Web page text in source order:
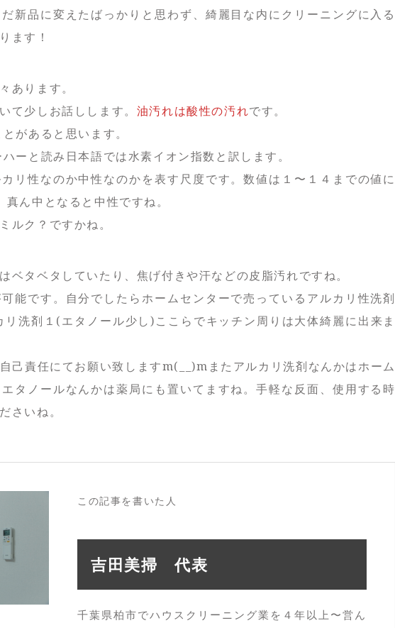
新品に変えたばっかりと思わず、綺麗目な内にクリーニングに入る
ます！
あります。
て少しお話しします。 油汚れは酸性の汚れです。
があると思います。
ーと読み日本語では水素イオン指数と訳します。
リ性なのか中性なのかを表す尺度です。数値は１〜１４までの値に
ん中となると中性ですね。
ルク？ですかね。
ベタベタしていたり、焦げ付きや汗などの皮脂汚れですね。
能です。自分でしたらホームセンターで売っているアルカリ性洗剤
洗剤１(エタノール少し)ここらでキッチン周りは大体綺麗に出来ま
己責任にてお願い致しますm(__)mまたアルカリ洗剤なんかはホーム
タノールなんかは薬局にも置いてますね。手軽な反面、使用する時
さいね。
この記事を書いた人
吉田美掃 代表
千葉県柏市でハウスクリーニング業を４年以上〜営ん